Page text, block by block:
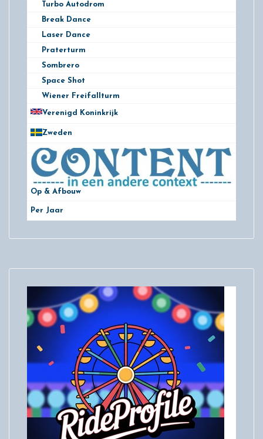
Turbo Autodrom
Break Dance
Laser Dance
Praterturm
Sombrero
Space Shot
Wiener Freifallturm
Verenigd Koninkrijk
Zweden
Op & Afbouw
Per Jaar